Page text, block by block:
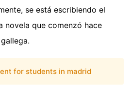
se está escribiendo el
novela que comenzó hace
for students in madrid